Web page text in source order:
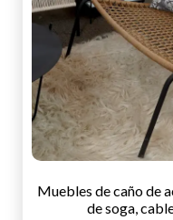
Muebles de caño de
de soga,